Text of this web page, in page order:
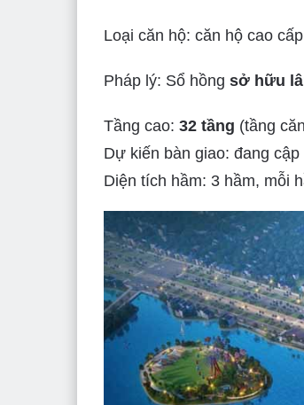
Loại căn hộ: căn hộ cao
Pháp lý: Sổ hồng sở hữu
Tầng cao: 32 tầng (tầng
Dự kiến bàn giao: đang cập
Diện tích hầm: 3 hầm, mỗi